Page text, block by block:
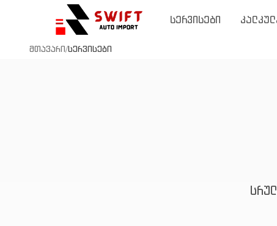
სერვისები
მთავარი/სერვისები